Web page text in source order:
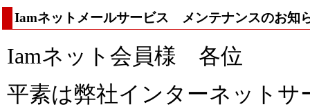
Iamネットメールサービス メンテナンスのお知
Iamネット会員様 各位
平素は弊社インターネット